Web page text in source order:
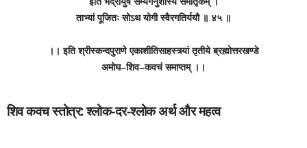
ताभ्यां पूजितः सोऽथ योगी स्वैरगतिर्ययौ ॥ ४५ ॥
।। इति श्रीस्कन्दपुराणे एकाशीतिसाहस्त्र्यां तृतीये ब्रह्मोत्तरखण्डे
अमोघ–शिव–कवचं समाप्तम् ।।
शिव कवच स्तोत्र: श्लोक-दर-श्लोक अर्थ और महत्व